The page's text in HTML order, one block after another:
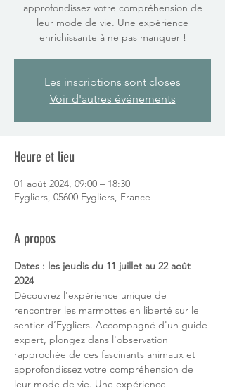
approfondissez votre compréhension de
leur mode de vie. Une expérience
enrichissante à ne pas manquer !
Les inscriptions sont closes
Voir d'autres événements
Heure et lieu
01 août 2024, 09:00 – 18:30
Eygliers, 05600 Eygliers, France
A propos
Dates : les jeudis du 11 juillet au 22 août
2024
Découvrez l'expérience unique de
rencontrer les marmottes en liberté sur le
sentier d’Eygliers. Accompagné d'un guide
expert, plongez dans l'observation
rapprochée de ces fascinants animaux et
approfondissez votre compréhension de
leur mode de vie. Une expérience